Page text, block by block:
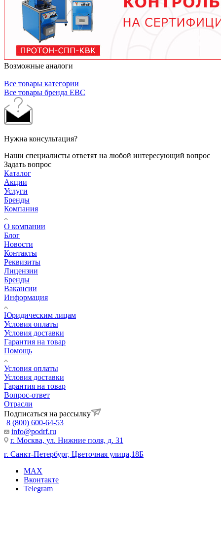
материалы.
Возможные аналоги
Все товары категории
Все товары бренда EBC
Нужна консультация?
Наши специалисты ответят на любой интересующий вопрос
Задать вопрос
Каталог
Акции
Услуги
Бренды
Компания
О компании
Блог
Новости
Контакты
Реквизиты
Лицензии
Бренды
Вакансии
Информация
Юридическим лицам
Условия оплаты
Условия доставки
Гарантия на товар
Помощь
Условия оплаты
Условия доставки
Гарантия на товар
Вопрос-ответ
Отрасли
Подписаться на рассылку
8 (800) 600-64-53
info@podrf.ru
г. Москва, ул. Нижние поля, д. 31
г. Санкт-Петербург, Цветочная улица,18Б
MAX
Вконтакте
Telegram